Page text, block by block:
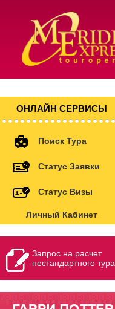
ОНЛАЙН СЕРВИСЫ
Поиск Тура
Статус Заявки
Статус Визы
Личный Кабинет
Запрос на расчет
нестандартного тура